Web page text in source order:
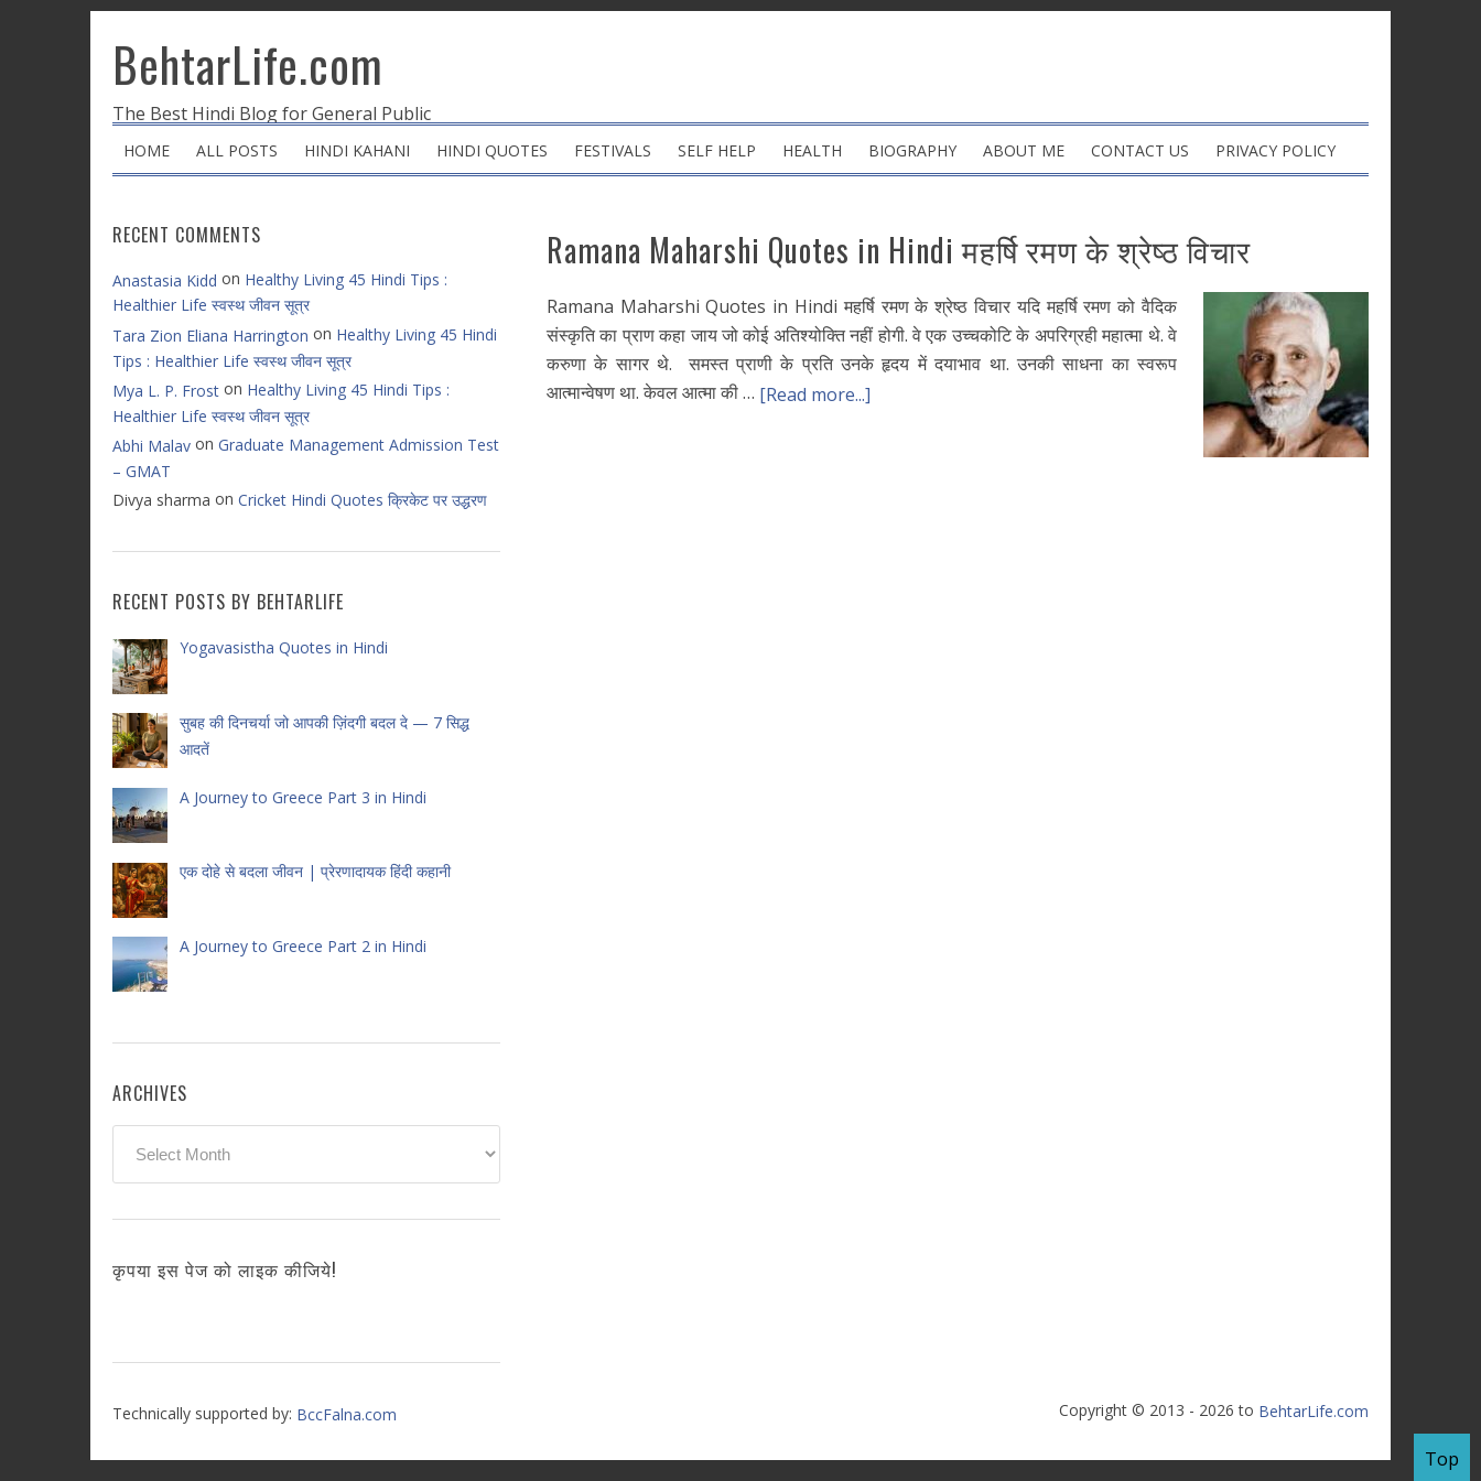
BehtarLife.com
The Best Hindi Blog for General Public
HOME ALL POSTS HINDI KAHANI HINDI QUOTES FESTIVALS SELF HELP HEALTH BIOGRAPHY ABOUT ME CONTACT US PRIVACY POLICY
Ramana Maharshi Quotes in Hindi महर्षि रमण के श्रेष्ठ विचार
Ramana Maharshi Quotes in Hindi महर्षि रमण के श्रेष्ठ विचार यदि महर्षि रमण को वैदिक
संस्कृति का प्राण कहा जाय जो कोई अतिश्योक्ति नहीं होगी. वे एक उच्चकोटि के अपरिग्रही महात्मा थे. वे
करुणा के सागर थे. समस्त प्राणी के प्रति उनके हृदय में दयाभाव था. उनकी साधना का स्वरूप
आत्मान्वेषण था. केवल आत्मा की … [Read more...]
RECENT COMMENTS
Anastasia Kidd on Healthy Living 45 Hindi Tips :
Healthier Life स्वस्थ जीवन सूत्र
Tara Zion Eliana Harrington on Healthy Living 45 Hindi
Tips : Healthier Life स्वस्थ जीवन सूत्र
Mya L. P. Frost on Healthy Living 45 Hindi Tips :
Healthier Life स्वस्थ जीवन सूत्र
Abhi Malav on Graduate Management Admission Test
– GMAT
Divya sharma on Cricket Hindi Quotes क्रिकेट पर उद्धरण
RECENT POSTS BY BEHTARLIFE
Yogavasistha Quotes in Hindi
सुबह की दिनचर्या जो आपकी ज़िंदगी बदल दे — 7 सिद्ध
आदतें
A Journey to Greece Part 3 in Hindi
एक दोहे से बदला जीवन | प्रेरणादायक हिंदी कहानी
A Journey to Greece Part 2 in Hindi
ARCHIVES
कृपया इस पेज को लाइक कीजिये!
Technically supported by: BccFalna.com Copyright © 2013 - 2026 to BehtarLife.com
Top